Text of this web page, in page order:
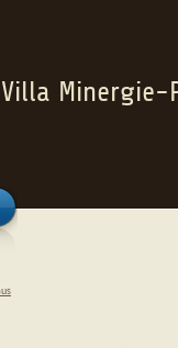
Villa Minergie-